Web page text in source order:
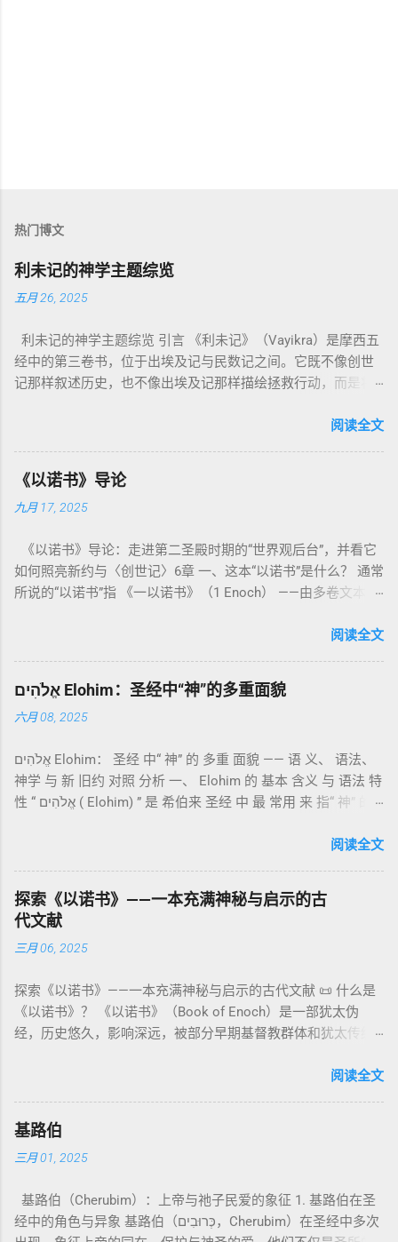
热门博文
利未记的神学主题综览
五月 26, 2025
利未记的神学主题综览 引言 《利未记》（Vayikra）是摩西五
经中的第三卷书，位于出埃及记与民数记之间。它既不像创世
记那样叙述历史，也不像出埃及记那样描绘拯救行动，而是将
内容看似仪式化，《利未记》却揭示了 神的临在如何规范人类
为我耶和华你们的神是圣洁的。”（利未记19:2） 这节经文构成
整卷书的中心神学。希伯来文“קָדוֹשׁ”（kadosh）不仅意味着道
德上的圣洁，更意味着“分别出来”、“归属于神”。 《利未记》教
中活出“圣洁”。圣洁不仅是内心态度，更是生活方式。 二、献
祭制度：与神相交的通道 前七章详细描述五种祭： 燔祭
（olah）：全然献上，象征奉献与赎罪； 素祭 （minchah）：
团契的象征； 赎罪祭 （chatat）：针对无意之罪的遮盖； 赎愆
祭 （asham）：针对特定罪行的赔偿与赎回。 这些制度不是单
纯宗教仪式，而是 神提供给罪人恢复关系的方式 。 希伯来文
祂的子民得洁净并维系同在。 三、祭司制度与敬拜秩序 亚伦与
记》强调他们的洁净、服饰、行为都必须与神的圣洁相称。 祭
司是 圣所的看守者、律法的教导者与百姓的代求者 。他们的失
败（如拿答与亚比户擅献凡火）立刻带来神的审判（利10
限 第11–15章讲述关于食物、疾病（如大麻风）、体液等“洁净
与不洁”的律例。其目的不是为了迷信或隔离，而是建立 圣洁与
秩序感 ，帮助以色列人活在神的同在中。 “洁净”不是等同于“无
罪”，而是不妨碍与神交往的状态。圣所是神居住之地，进入必
16章描述每年一次的“赎罪日”（Yom Kippur），大祭司进入至
圣所，用血为圣所与百姓遮罪。 这是整卷《利未记》的神学中
心： 神愿意居住在人中间； 罪必须被遮盖才能维持这同在；
神主动提供遮罪之道（两个祭牲，特别是“为耶和华”的与“归于
亚撒泻勒”的）。 这预表...
阅读全文
《以诺书》导论
九月 17, 2025
《以诺书》导论：走进第二圣殿时期的“世界观后台”，并看它
如何照亮新约与〈创世记〉6章 一、这本“以诺书”是什么？ 通常
所说的“以诺书”指 《一以诺书》（1 Enoch） ——由多卷文本构
世纪），虽不在犹太/基督教主流正典之内（ 埃塞俄比亚正教
吉兹语（埃塞俄比亚语） 保存， 死海古卷 出土了多份 阿拉姆
语 残卷，另有 希腊文 片段，显示其广泛流传。 《一以诺书》
大体由五部分组成（作者与年代各异）： 《守望者之书》（1–
通婚、巨人（尼非利人）的出现，以及神对其囚禁与审判。
《比喻/相似喻之书》（37–71） ：频繁出现“ 那位人子/拣选
者/义者 ”，刻画末世审判与王权。 《天文之书》（72–82） ：
：以异象回顾以色列史并预示末世。 《以诺书信》（91–108）
：智慧训诫、“祸哉”、义人与恶人的结局等。 提示：另有《二
以诺书》（斯拉夫文）与《三以诺书》（希伯来文），属更晚
期以诺传统，不等同于《一以诺书》。 二、为什么重要？——
它是新约作者与读者共享的“语境词典” 1）新约中的直接/间接
呼应 犹大书14–15 几乎逐字引 1 Enoch 1:9（“主带着千万圣者
的“深渊囚禁”叙事共振。 彼后2:4 用“ 他他路斯 （Tartarus）”指
天使囚禁之所，贴近以诺传统语境。 福音书/启示录 中的“ 人子
来临与天使同来、坐在荣耀宝座审判列国 ”（太24–25；启1、
观 ：以诺将“巨人之灵”为游行污灵的渊源学解释，补给了新约
驱魔叙事背后的“灵界词库”（可1、路8；亦参弗6:12“执政掌
权”）。 阴间与审判意象 ：Sheol 的分区、册卷与火刑等图像，
：以诺传统对压迫者的“祸哉”，与 雅各书 对不义富者的警告
（雅5）形成呼应。 ...
阅读全文
אֱלֹהִים Elohim：圣经中“神”的多重面貌
六月 08, 2025
אֱלֹהִים Elohim： 圣经 中“ 神” 的 多重 面貌 —— 语 义、 语法、
神学 与 新 旧约 对照 分析 一、 Elohim 的 基本 含义 与 语法 特
性 “ אֱלֹהִים ( Elohim) ” 是 希伯来 圣经 中 最 常用 来 指“ 神” 的
者”。 ✦ 语法 现象： Elohim 是 一个 复数 形式 （“- im” 后
世 记 1: 1）； 在 其他 语 境 中也 可 用于 复数 意义， 如 指 多
神、 属 灵 存在、 审判 官 等； 因此， 需 借助 上下文 判断 语
义 和 神学 定位 。 二、 希伯来 圣经 中 Elohim 的 主要 用法 与
示例 分类 类型 用法 说明 示例 经文 含义 1. 真神 指 以色列 的
所 崇拜 的 神祇 出 20: 3 假 神/ 偶像（ gods） 3. 属 灵 存在
神 的 众 子、 天使、 神圣 议会 成员 诗 82: 1, 申 32: 8– 9
神圣 存在（ divine beings） 4. 法官 被 委托 施行 神 审判者 出
神 权 代表 受托 执行 神 旨意 的 人（ 如 摩西） 出 7: 1 神 的 代
言人（ divine proxy） 6. 强调 威严 复数 形式 强调 尊贵 超自然
的 显现 撒 上 28: 13 灵界 显现 或 尊称（ majestic plural）
三、 每一 类 的 代表 经文 解读 1. 真神 的 独 一 性（ 创世 记 1:
1） “ בְּרֵאשִׁית בָּרָא אֱלֹהִים...” “ 起初， 神（ Elohim） 创造 天
为 单数， 语法 结构 显示 这 是在 强调 一位 ...
阅读全文
探索《以诺书》——一本充满神秘与启示的古
代文献
三月 06, 2025
探索《以诺书》——一本充满神秘与启示的古代文献 📜 什么是
《以诺书》？ 《以诺书》（Book of Enoch）是一部犹太伪
经，历史悠久，影响深远，被部分早期基督教群体和犹太传统
的曾祖父——的名义写成，包含大量关于天使、堕落、审判和弥
行，神将他取去，他就不在世了。” 这一神秘的记载激发了后世
关于以诺与神的关系、天国奥秘的丰富想象。《以诺书》便是
这种想象的结晶。 📖《以诺书》的主要内容 《以诺书》并非一
之书》（1 Enoch 1-36） 讲述堕落天使（守望者，Watchers）
如何违背神的命令，与人类女子结合，生下巨人
阅读全文
基路伯
三月 01, 2025
基路伯（Cherubim）：上帝与祂子民爱的象征 1. 基路伯在圣
经中的角色与异象 基路伯（כְּרוּבִים，Cherubim）在圣经中多次